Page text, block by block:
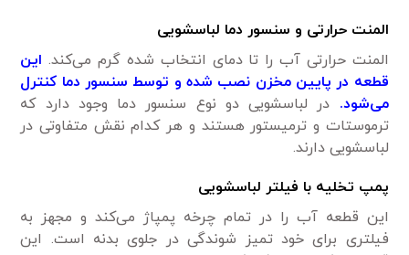
المنت حرارتی و سنسور دما لباسشویی
المنت حرارتی آب را تا دمای انتخاب شده گرم می‌کند. این
قطعه در پایین مخزن نصب شده و توسط سنسور دما کنترل
می‌شود. در لباسشویی دو نوع سنسور دما وجود دارد که
ترموستات و ترمیستور هستند و هر کدام نقش متفاوتی در
لباسشویی دارند.
پمپ تخلیه با فیلتر لباسشویی
این قطعه آب را در تمام چرخه پمپاژ می‌کند و مجهز به
فیلتری برای خود تمیز شوندگی در جلوی بدنه است. این